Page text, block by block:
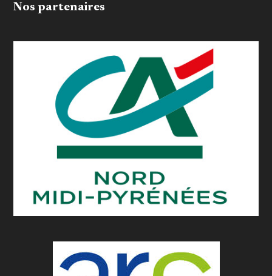
Nos partenaires